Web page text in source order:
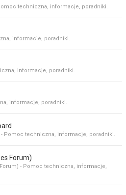
techniczna, informacje, poradniki.
informacje, poradniki.
informacje, poradniki.
informacje, poradniki.
- Pomoc techniczna, informacje, poradniki.
Forum)
- Pomoc techniczna, informacje,